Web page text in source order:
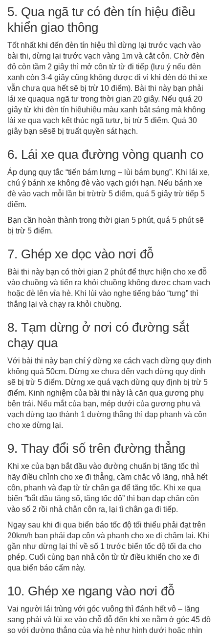
5. Qua ngã tư có đèn tín hiệu điều
khiển giao thông
Tốt nhất khi đến đèn tín hiệu thì dừng lại trước vạch vào
bài thi, dừng lại trước vạch vàng 1m và cắt côn. Chờ đèn
đỏ còn tầm 2 giây thì mở côn từ từ đi tiếp (lưu ý nếu đèn
xanh còn 3-4 giây cũng không được đi vì khi đèn đỏ thì xe
vẫn chưa qua hết sẽ bị trừ 10 điểm). Bài thi này bạn phải
lái xe quaqua ngã tư trong thời gian 20 giây. Nếu quá 20
giây từ khi đèn tín hiệuhiệu màu xanh bật sáng mà không
lái xe qua vạch kết thúc ngã tưtư, bị trừ 5 điểm. Quá 30
giây bạn sẽsẽ bị truất quyền sát hạch.
6. Lái xe qua đường vòng quanh co
Áp dụng quy tắc “tiến bám lưng – lùi bám bụng”. Khi lái xe,
chú ý bánh xe không đè vào vạch giới hạn. Nếu bánh xe
đè vào vạch mỗi lần bị trừtrừ 5 điểm, quá 5 giây trừ tiếp 5
điểm.
Bạn cần hoàn thành trong thời gian 5 phút, quá 5 phút sẽ
bị trừ 5 điểm.
7. Ghép xe dọc vào nơi đỗ
Bài thi này bạn có thời gian 2 phút để thực hiện cho xe đỗ
vào chuồng và tiến ra khỏi chuồng không được chạm vạch
hoặc đè lên vỉa hè. Khi lùi vào nghe tiếng báo “tưng” thì
thắng lại và chạy ra khỏi chuồng.
8. Tạm dừng ở nơi có đường sắt
chạy qua
Với bài thi này bạn chí ý dừng xe cách vạch dừng quy định
không quá 50cm. Dừng xe chưa đến vạch dừng quy định
sẽ bị trừ 5 điểm. Dừng xe quá vạch dừng quy định bị trừ 5
điểm. Kinh nghiệm của bài thi này là căn qua gương phụ
bên trái. Nếu mắt của bạn, mép dưới của gương phụ và
vạch dừng tạo thành 1 đường thẳng thì đạp phanh và côn
cho xe dừng lại.
9. Thay đổi số trên đường thẳng
Khi xe của bạn bắt đầu vào đường chuẩn bị tăng tốc thì
hãy điều chỉnh cho xe đi thẳng, cầm chắc vô lăng, nhả hết
côn, phanh và đạp từ từ chân ga để tăng tốc. Khi xe qua
biển “bắt đầu tăng số, tăng tốc độ” thì bạn đạp chân côn
vào số 2 rồi nhả chân côn ra, lại tì chân ga đi tiếp.
Ngay sau khi đi qua biển báo tốc độ tối thiểu phải đạt trên
20km/h bạn phải đạp côn và phanh cho xe đi chậm lại. Khi
gần như dừng lại thì về số 1 trước biển tốc độ tối đa cho
phép. Cuối cùng bạn nhả côn từ từ điều khiển cho xe đi
qua biển báo cấm này.
10. Ghép xe ngang vào nơi đỗ
Vai người lái trùng với góc vuông thì đánh hết vô – lăng
sang phải và lùi xe vào chỗ đỗ đến khi xe nằm ở góc 45 độ
so với đường thẳng của vỉa hè như hình dưới hoặc nhìn